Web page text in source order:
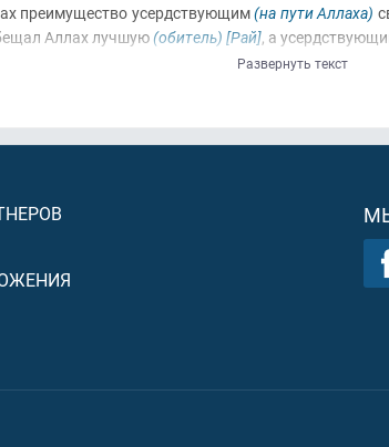
преимущество усердствующим(на пути Аллаха)
Аллах лучшую (обитель) [Рай], а
Развернуть текст